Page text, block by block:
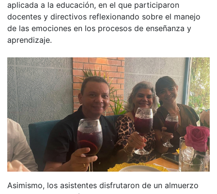
aplicada a la educación, en el que participaron
docentes y directivos reflexionando sobre el manejo
de las emociones en los procesos de enseñanza y
aprendizaje.
Asimismo, los asistentes disfrutaron de un almuerzo